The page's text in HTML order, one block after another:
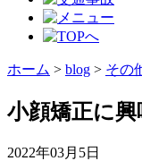
ホーム > blog > その
小顔矯正に
2022年03月5日